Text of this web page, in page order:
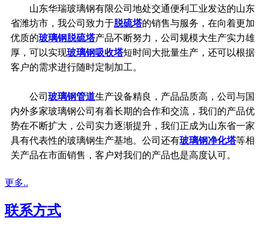
山东华瑞玻璃钢有限公司地处交通便利工业发达的山东
省潍坊市，我公司致力于脱硫塔的销售与服务，在向着更加
优质的玻璃钢脱硫塔产品不断努力，公司规模大生产实力雄
厚，可以实现玻璃钢吸收塔短时间大批量生产，还可以根据
客户的需求进行随时定制加工。
公司 玻璃钢管道生产设备精良，产品品质高，公司与国
内外多家玻璃钢公司有着长期的合作和交流，我们的产品优
势在不断扩大，公司实力逐渐提升，我们正成为山东省一家
具有代表性的玻璃钢生产基地。公司还有玻璃钢净化塔等相
关产品在市面销售，客户对我们的产品也是高度认可。
更多..
联系方式